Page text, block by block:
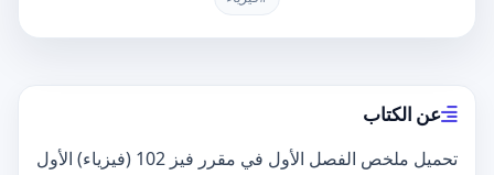
عن الكتاب
تحميل ملخص الفصل الأول في مقرر فيز 102 (فيزياء) الأول